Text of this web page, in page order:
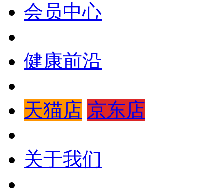
会员中心
健康前沿
天猫店 京东店
关于我们